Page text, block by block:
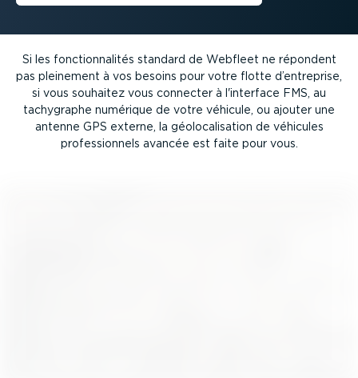
Si les fonction­na­lités standard de Webfleet ne répondent
pas pleinement à vos besoins pour votre flotte d’entreprise,
si vous souhaitez vous connecter à l'interface FMS, au
tachygraphe numérique de votre véhicule, ou ajouter une
antenne GPS externe, la géolo­ca­li­sation de véhicules
profes­sionnels avancée est faite pour vous.